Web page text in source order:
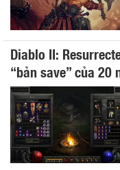
Diablo II:
“bản save” của